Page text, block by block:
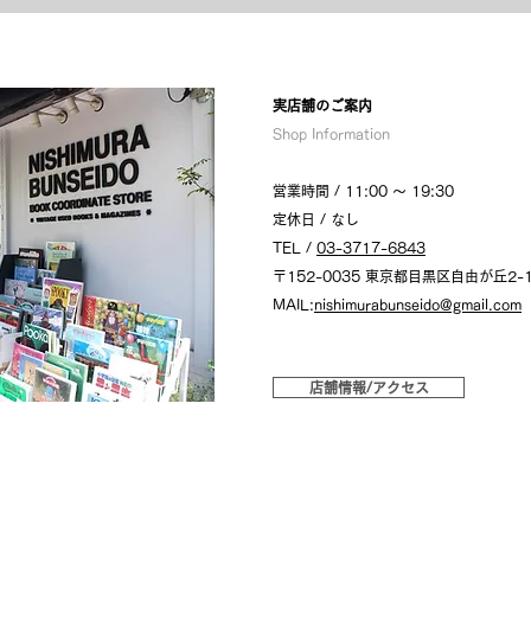
​実店舗のご案内
Shop Information
営業時間 / 11:00 〜 19:30
定休日 / なし
TEL / 03-3717-6843
〒152-0035 東京都目黒区自由が丘
MAIL:nishimurabunseido@gmail.com
店舗情報/アクセス